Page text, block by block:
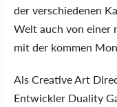
der verschiedenen
Welt auch von einer
mit der kommen
Als Creative Art
Entwickler Duality